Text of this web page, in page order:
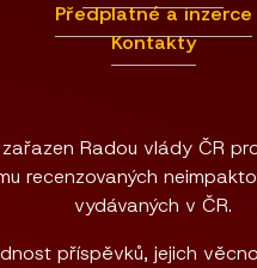
Předplatné a inzerce
Kontakty
Radou vlády ČR
recenzovaných
vydávaných v ČR.
příspěvků, jejich